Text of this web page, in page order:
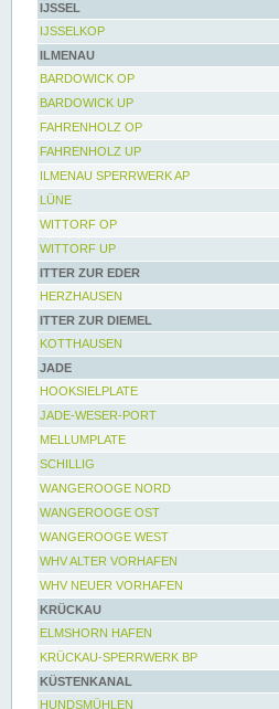
IJSSEL
IJSSELKOP
ILMENAU
BARDOWICK OP
BARDOWICK UP
FAHRENHOLZ OP
FAHRENHOLZ UP
ILMENAU SPERRWERK AP
LÜNE
WITTORF OP
WITTORF UP
ITTER ZUR EDER
HERZHAUSEN
ITTER ZUR DIEMEL
KOTTHAUSEN
JADE
HOOKSIELPLATE
JADE-WESER-PORT
MELLUMPLATE
SCHILLIG
WANGEROOGE NORD
WANGEROOGE OST
WANGEROOGE WEST
WHV ALTER VORHAFEN
WHV NEUER VORHAFEN
KRÜCKAU
ELMSHORN HAFEN
KRÜCKAU-SPERRWERK BP
KÜSTENKANAL
HUNDSMÜHLEN